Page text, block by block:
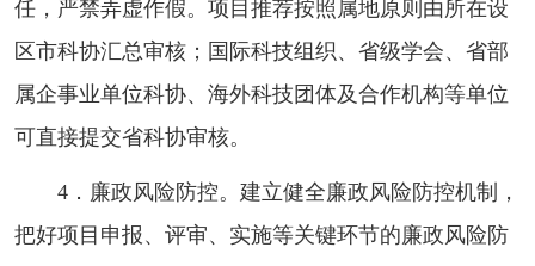
任，严禁弄虚作假。项目推荐按照属地原则由所在设
区市科协汇总审核；国际科技组织、省级学会、省部
属企事业单位科协、海外科技团体及合作机构等单位
可直接提交省科协审核。
4．廉政风险防控。建立健全廉政风险防控机制，
把好项目申报、评审、实施等关键环节的廉政风险防